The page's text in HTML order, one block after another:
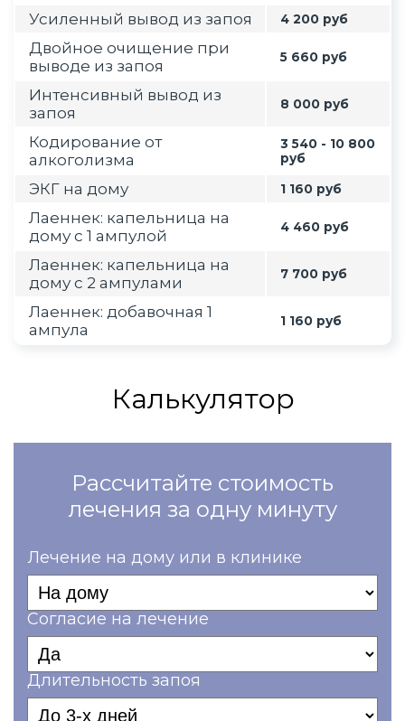
Усиленный вывод из запоя 4 200 руб
Двойное очищение при
выводе из запоя
5 660 руб
Интенсивный вывод из
запоя
8 000 руб
Кодирование от
алкоголизма
3 540 - 10 800
руб
ЭКГ на дому 1 160 руб
Лаеннек: капельница на
дому с 1 ампулой
4 460 руб
Лаеннек: капельница на
дому с 2 ампулами
7 700 руб
Лаеннек: добавочная 1
ампула
1 160 руб
Калькулятор
Рассчитайте стоимость
лечения за одну минуту
Лечение на дому или в клинике
Согласие на лечение
Длительность запоя